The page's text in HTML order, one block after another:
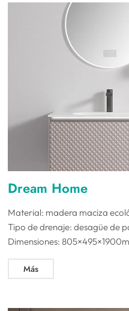
Dream Home
Material: madera maciza
Tipo de drenaje: desagüe de
Dimensiones:
Más